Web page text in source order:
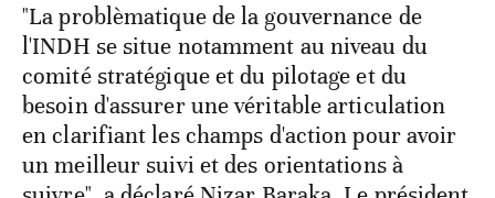
"La problèmatique de la gouvernance de
l'INDH se situe notamment au niveau du
comité stratégique et du pilotage et du
besoin d'assurer une véritable articulation
en clarifiant les champs d'action pour avoir
un meilleur suivi et des orientations à